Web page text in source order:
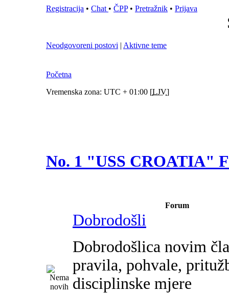
Registracija • Chat • ČPP• Pretražnik • Prijava
Neodgovoreni postovi | Aktivne teme
Početna
Vremenska zona: UTC + 01:00 [LJV]
No. 1 "USS CROATIA"
Forum
Dobrodošli
Dobrodošlica novim
pravila, pohvale,
disciplinske mjere